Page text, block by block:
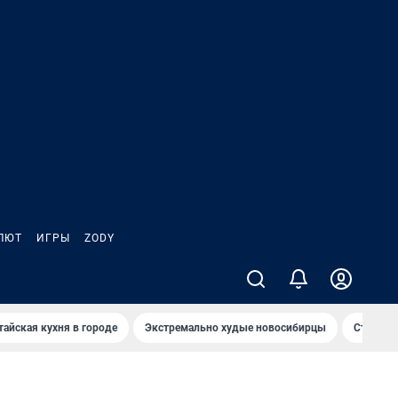
ИГРЫ ZODY
кухня в городе Экстремально худые новосибирцы Старт